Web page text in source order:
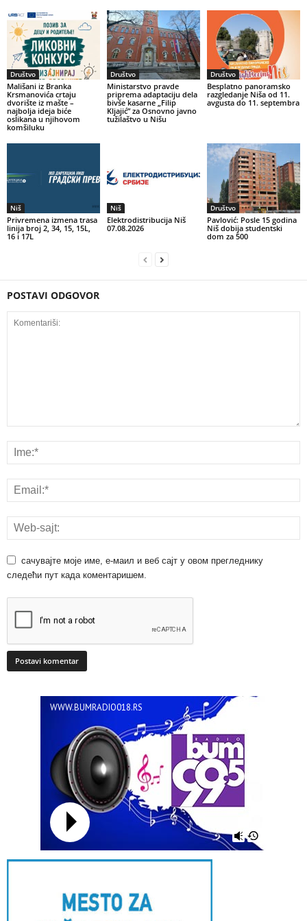
Društvo
Mališani iz Branka
Krsmanovića crtaju
dvorište iz mašte –
najbolja ideja biće
oslikana u njihovom
komšiluku
Društvo
Ministarstvo pravde
priprema adaptaciju dela
bivše kasarne „Filip
Kljajić” za Osnovno javno
tužilaštvo u Nišu
Društvo
Besplatno panoramsko
razgledanje Niša od 11.
avgusta do 11. septembra
Niš
Privremena izmena trasa
linija broj 2, 34, 15, 15L,
16 i 17L
Niš
Elektrodistribucija Niš
07.08.2026
Društvo
Pavlović: Posle 15 godina
Niš dobija studentski
dom za 500
POSTAVI ODGOVOR
сачувајте моје име, е-маил и веб сајт у овом прегледнику
следећи пут када коментаришем.
WWW.BUMRADIO018.RS